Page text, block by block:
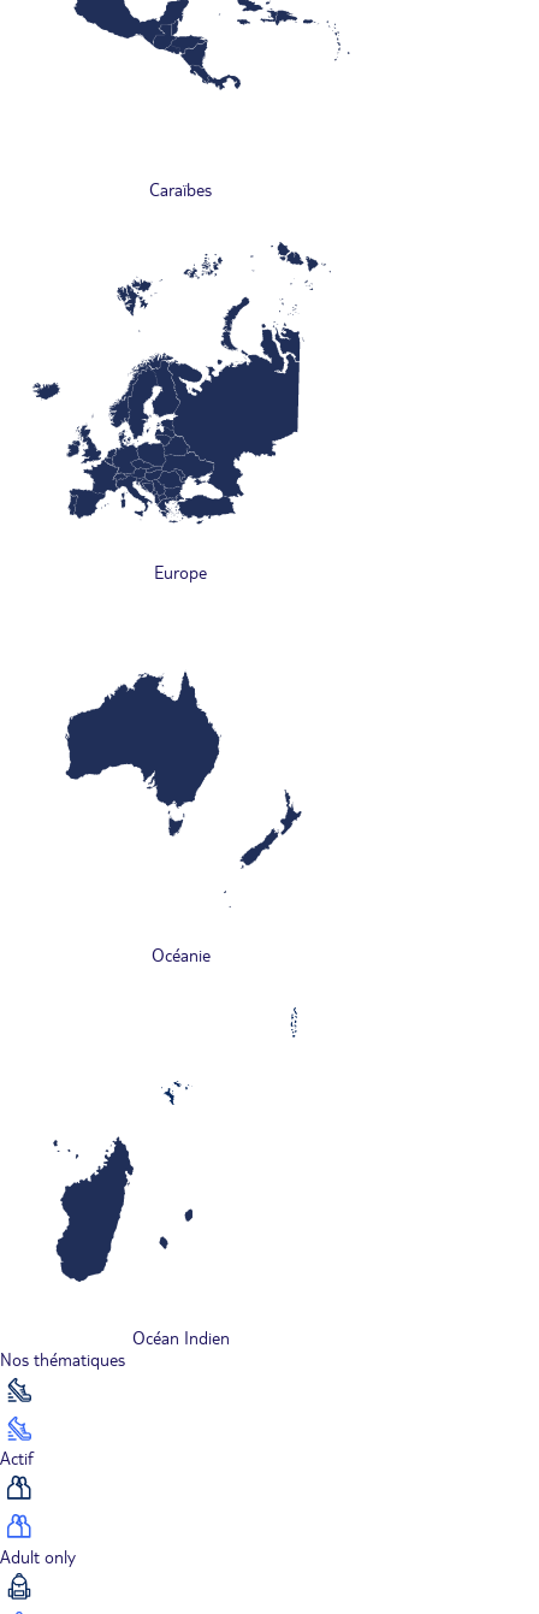
Caraïbes
Europe
Océanie
Océan Indien
Nos thématiques
Actif
Adult only